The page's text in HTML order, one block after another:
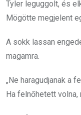
Tyler leguggolt, és
Mögötte megjelent
A sokk lassan
magamra.
„Ne haragudjanak a
Ha felnőhetett volna,